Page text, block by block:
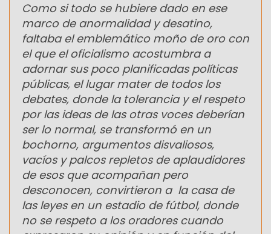
Como si todo se hubiere dado en ese
marco de anormalidad y desatino,
faltaba el emblemático moño de oro con
el que el oficialismo acostumbra a
adornar sus poco planificadas políticas
públicas, el lugar mater de todos los
debates, donde la tolerancia y el respeto
por las ideas de las otras voces deberían
ser lo normal, se transformó en un
bochorno, argumentos disvaliosos,
vacíos y palcos repletos de aplaudidores
de esos que acompañan pero
desconocen, convirtieron a la casa de
las leyes en un estadio de fútbol, donde
no se respeto a los oradores cuando